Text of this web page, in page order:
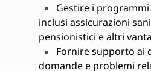
Gestire i
inclusi assicurazioni
pensionistici e altri
Fornire supporto ai
domande e problemi